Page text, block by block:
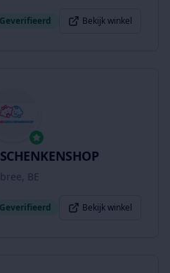
Geverifieerd Bekijk winkel
bree, BE
Geverifieerd Bekijk winkel